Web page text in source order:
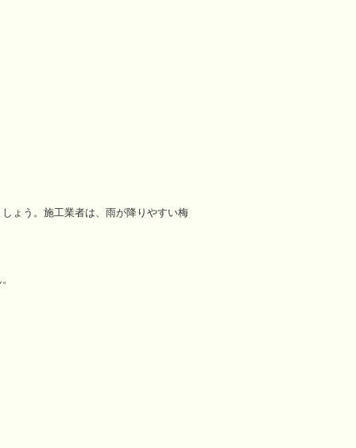
ょう。施工業者は、雨が降りやすい梅